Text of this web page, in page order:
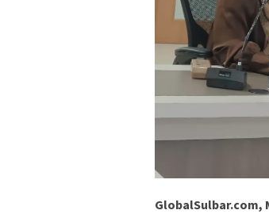
GlobalSulbar.com,